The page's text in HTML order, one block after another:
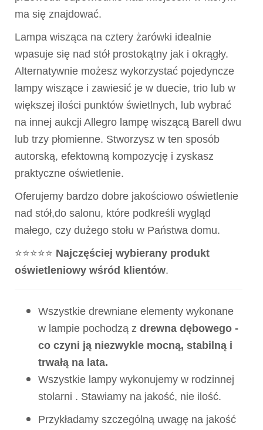
ma się znajdować.
Lampa wisząca na cztery żarówki idealnie
wpasuje się nad stół prostokątny jak i okrągły.
Alternatywnie możesz wykorzystać pojedyncze
lampy wiszące i zawiesić je w duecie, trio lub w
większej ilości punktów świetlnych, lub wybrać
na innej aukcji Allegro lampę wiszącą Barell dwu
lub trzy płomienne. Stworzysz w ten sposób
autorską, efektowną kompozycję i zyskasz
praktyczne oświetlenie.
Oferujemy bardzo dobre jakościowo oświetlenie
nad stół,do salonu, które podkreśli wygląd
małego, czy dużego stołu w Państwa domu.
⭐⭐⭐⭐⭐ Najczęściej wybierany produkt
oświetleniowy wśród klientów.
Wszystkie drewniane elementy wykonane
w lampie pochodzą z drewna dębowego -
co czyni ją niezwykle mocną, stabilną i
trwałą na lata.
Wszystkie lampy wykonujemy w rodzinnej
stolarni . Stawiamy na jakość, nie ilość.
Przykładamy szczególną uwagę na jakość